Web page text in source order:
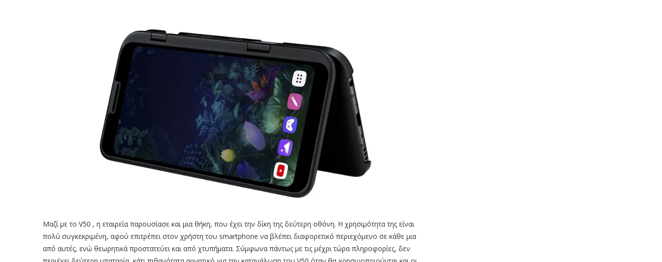
Μαζί με το V50 , η εταιρεία παρουσίασε και μια θήκη, που έχει την δίκη της δεύτερη οθόνη. Η χρησιμότητα της είναι
πολύ συγκεκριμένη, αφού επιτρέπει στον χρήστη του smartphone να βλέπει διαφορετικό περιεχόμενο σε κάθε μια
από αυτές, ενώ θεωρητικά προστατεύει και από χτυπήματα. Σύμφωνα πάντως με τις μέχρι τώρα πληροφορίες, δεν